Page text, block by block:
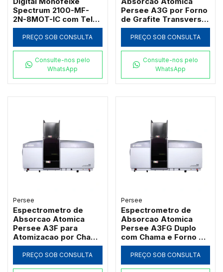
Spectrum 2100-MF-
2N-8MOT-IC com Tela
de 7" Banda 2nm 21
CFR e Carrossel 8
Posições
PREÇO SOB CONSULTA
Consulte-nos pelo
WhatsApp
Persee A3G por Forno
de Grafite Transversal
com Correcao D2 e SR
PREÇO SOB CONSULTA
Consulte-nos pelo
WhatsApp
Persee
Espectrometro de
Absorcao Atomica
Persee A3F para
Atomizacao por Chama
com Queimador de
Titanio
PREÇO SOB CONSULTA
Persee
Espectrometro de
Absorcao Atomica
Persee A3FG Duplo
com Chama e Forno de
Grafite Transversal
PREÇO SOB CONSULTA